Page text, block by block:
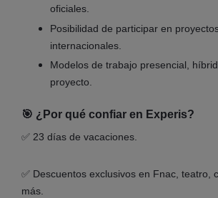
oficiales.
Posibilidad de participar en
internacionales.
Modelos de trabajo presencial,
proyecto.
🎯 ¿Por qué confiar en Experis?
✅ 23 días de vacaciones.
✅ Descuentos exclusivos en Fnac, teatro,
más.